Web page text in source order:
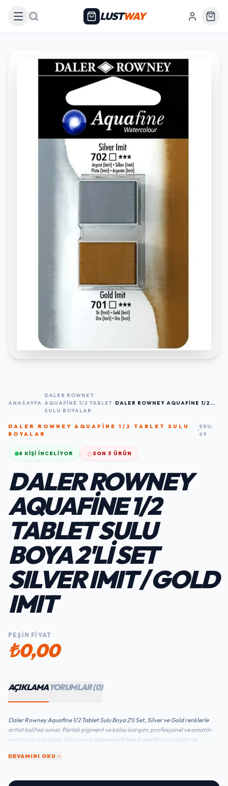
Arama LUSTWAY
ANASAYFA
DALER ROWNEY
AQUAFINE 1/2 TABLET
SULU BOYALAR
DALER ROWNEY AQUAFINE 1/2
DALER ROWNEY AQUAFINE 1/2 TABLET SULU
BOYALAR
SKU:
69
8 KİŞİ İNCELİYOR SON 3 ÜRÜN
DALER ROWNEY
AQUAFINE 1/2
TABLET SULU
BOYA 2'LI SET
SILVER IMIT / GOLD
IMIT
PEŞIN FIYAT
₺0,00
AÇIKLAMAYORUMLAR (0)
Daler Rowney Aquafine 1/2 Tablet Sulu Boya 2'li Set, Silver ve Gold renklerle
artist kalitesi sunar. Parlak pigment ve kolay karışım, profesyonel ve amatör
sanatçılar için ideal. Geniş renk yelpazesiyle kendi eserlerinizi oluşturun.
DEVAMINI OKU